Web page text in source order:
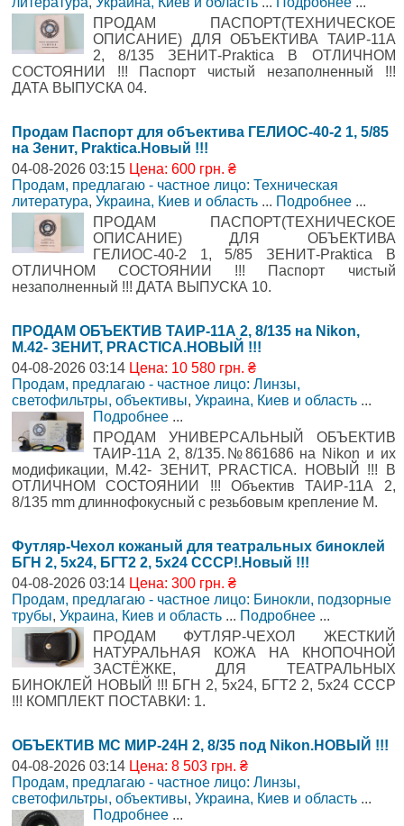
ПРОДАМ ПАСПОРТ(ТЕХНИЧЕСКОЕ
ОПИСАНИЕ) ДЛЯ ОБЪЕКТИВА ТАИР-11А
2, 8/135 ЗЕНИТ-Praktica В ОТЛИЧНОМ
СОСТОЯНИИ !!! Паспорт чистый незаполненный !!!
ДАТА ВЫПУСКА 04.
Продам Паспорт для объектива ГЕЛИОС-40-2 1, 5/85
на Зенит, Praktica.Новый !!!
04-08-2026 03:15 Цена: 600 грн. ₴
Продам, предлагаю - частное лицо: Техническая
литература, Украина, Киев и область ... Подробнее ...
ПРОДАМ ПАСПОРТ(ТЕХНИЧЕСКОЕ
ОПИСАНИЕ) ДЛЯ ОБЪЕКТИВА
ГЕЛИОС-40-2 1, 5/85 ЗЕНИТ-Praktica В
ОТЛИЧНОМ СОСТОЯНИИ !!! Паспорт чистый
незаполненный !!! ДАТА ВЫПУСКА 10.
ПРОДАМ ОБЪЕКТИВ ТАИР-11А 2, 8/135 на Nikon,
М.42- ЗЕНИТ, PRACTICA.НОВЫЙ !!!
04-08-2026 03:14 Цена: 10 580 грн. ₴
Продам, предлагаю - частное лицо: Линзы,
светофильтры, объективы, Украина, Киев и область ...
Подробнее ...
ПРОДАМ УНИВЕРСАЛЬНЫЙ ОБЪЕКТИВ
ТАИР-11А 2, 8/135.№861686 на Nikon и их
модификации, М.42- ЗЕНИТ, PRACTICA. НОВЫЙ !!! В
ОТЛИЧНОМ СОСТОЯНИИ !!! Объектив ТАИР-11А 2,
8/135 mm длиннофокусный с резьбовым крепление М.
Футляр-Чехол кожаный для театральных биноклей
БГН 2, 5х24, БГТ2 2, 5х24 СССР!.Новый !!!
04-08-2026 03:14 Цена: 300 грн. ₴
Продам, предлагаю - частное лицо: Бинокли, подзорные
трубы, Украина, Киев и область ... Подробнее ...
ПРОДАМ ФУТЛЯР-ЧЕХОЛ ЖЕСТКИЙ
НАТУРАЛЬНАЯ КОЖА НА КНОПОЧНОЙ
ЗАСТЁЖКЕ, ДЛЯ ТЕАТРАЛЬНЫХ
БИНОКЛЕЙ НОВЫЙ !!! БГН 2, 5х24, БГТ2 2, 5х24 СССР
!!! КОМПЛЕКТ ПОСТАВКИ: 1.
ОБЪЕКТИВ МС МИР-24Н 2, 8/35 под Nikon.НОВЫЙ !!!
04-08-2026 03:14 Цена: 8 503 грн. ₴
Продам, предлагаю - частное лицо: Линзы,
светофильтры, объективы, Украина, Киев и область ...
Подробнее ...